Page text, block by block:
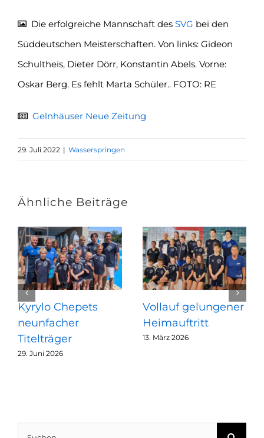
Die erfolgreiche Mannschaft des SVG bei den
Süddeutschen Meisterschaften. Von links: Gideon
Schultheis, Dieter Dörr, Konstantin Abels. Vorne:
Oskar Berg. Es fehlt Marta Schüler.. FOTO: RE
Gelnhäuser Neue Zeitung
29. Juli 2022 | Wasserspringen
Ähnliche Beiträge
Kyrylo Chepets
neunfacher
Titelträger
29. Juni 2026
Vollauf gelungener
Heimauftritt
13. März 2026
Suche